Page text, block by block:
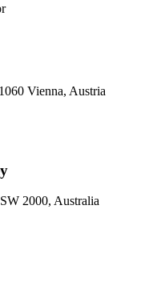
Vienna, Austria
2000, Australia